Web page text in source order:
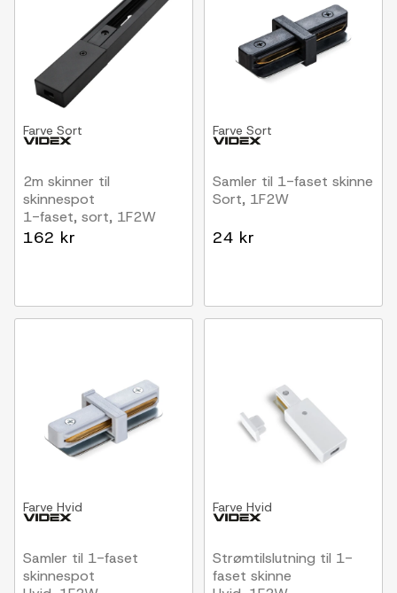
Farve Sort
2m skinner til
skinnespot
1-faset, sort, 1F2W
162 kr
Farve Sort
Samler til 1-faset skinne
Sort, 1F2W
24 kr
Farve Hvid
Samler til 1-faset
skinnespot
Farve Hvid
Strømtilslutning til 1-
faset skinne